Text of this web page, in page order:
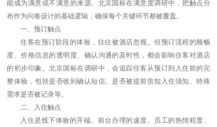
能成为满意或不满意的来源。北京国标在满意度调研中，把触点分
布作为问卷设计的基础逻辑，确保每个关键环节都被覆盖。
一、预订触点
住客在预订阶段的体验，往往被酒店忽视。但预订流程的顺畅
度、价格信息的透明度、确认沟通的及时性，都会影响住客对酒店
的初步印象。北京国标在调研中，会追踪住客从预订到入住前的完
整体验，包括是否收到确认短信、是否被提前告知入住须知、特殊
需求是否被记录等。
二、入住触点
入住是线下体验的开端。前台办理的速度、员工的热情程度、